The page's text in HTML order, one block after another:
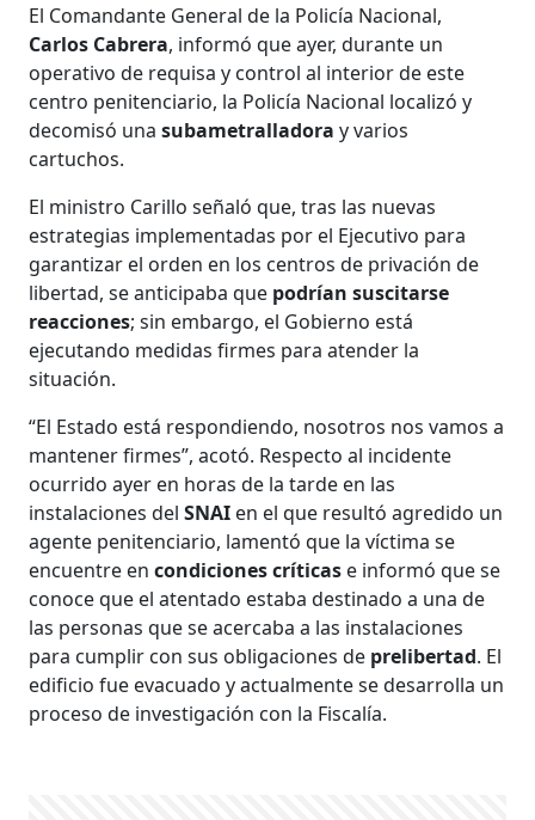
El Comandante General de la Policía Nacional,
Carlos Cabrera, informó que ayer, durante un
operativo de requisa y control al interior de este
centro penitenciario, la Policía Nacional localizó y
decomisó unasubametralladora y varios
cartuchos.
El ministro Carillo señaló que, tras las nuevas
estrategias implementadas por el Ejecutivo para
garantizar el orden en los centros de privación de
libertad, se anticipaba que podrían suscitarse
reacciones; sin embargo, el Gobierno está
ejecutando medidas firmes para atender la
situación.
“El Estado está respondiendo, nosotros nos vamos a
mantener firmes”, acotó. Respecto al incidente
ocurrido ayer en horas de la tarde en las
instalaciones delSNAI en el que resultó agredido un
agente penitenciario, lamentó que la víctima se
encuentre encondiciones críticas e informó que se
conoce que el atentado estaba destinado a una de
las personas que se acercaba a las instalaciones
para cumplir con sus obligaciones de prelibertad. El
edificio fue evacuado y actualmente se desarrolla un
proceso de investigación con la Fiscalía.